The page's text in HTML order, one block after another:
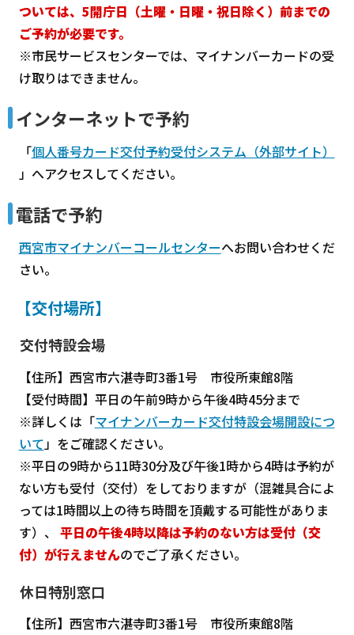
ついては、5開庁日（土曜・日曜・祝日除く）前までの
ご予約が必要です。
※市民サービスセンターでは、マイナンバーカードの受
け取りはできません。
インターネットで予約
「個人番号カード交付予約受付システム（外部サイト）
」へアクセスしてください。
電話で予約
西宮市マイナンバーコールセンターへお問い合わせくだ
さい。
【交付場所】
交付特設会場
【住所】西宮市六湛寺町3番1号 市役所東館8階
【受付時間】平日の午前9時から午後4時45分まで
※詳しくは「マイナンバーカード交付特設会場開設につ
いて 」をご確認ください。
※平日の9時から11時30分及び午後1時から4時は予約が
ない方も受付（交付）をしておりますが（混雑具合によ
っては1時間以上の待ち時間を頂戴する可能性がありま
す）、 平日の午後4時以降は予約のない方は受付（交
付）が行えませんのでご了承ください。
休日特別窓口
【住所】西宮市六湛寺町3番1号 市役所東館8階